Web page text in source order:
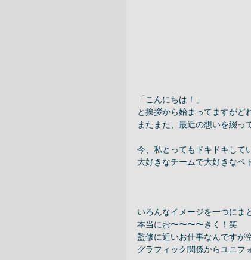
「こんにちは！」
と挨拶から始まってますがど
またまた、最近の想いを綴っ
今、私とってもドキドキして
大好きなチームで大好きなベ
いろんなイメージを一つにま
本当にお〜〜〜〜きく！笑
監修に近いお仕事なんですが
グラフィック関係からユニフ